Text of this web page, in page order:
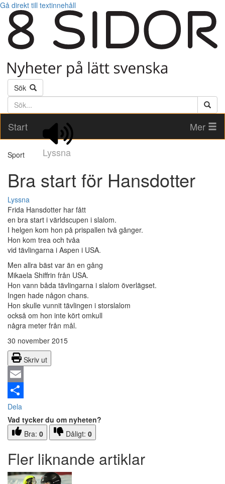
Gå direkt till textinnehåll
Sök
Söktext
Start
Lyssna
Mer
Sport
Bra start för Hansdotter
Lyssna
Frida Hansdotter har fått
en bra start i världscupen i slalom.
I helgen kom hon på prispallen två gånger.
Hon kom trea och tvåa
vid tävlingarna i Aspen i USA.
Men allra bäst var än en gång
Mikaela Shiffrin från USA.
Hon vann båda tävlingarna i slalom överlägset.
Ingen hade någon chans.
Hon skulle vunnit tävlingen i storslalom
också om hon inte kört omkull
några meter från mål.
30 november 2015
Skriv ut
Email
Dela
Vad tycker du om nyheten?
Bra: 0 Dåligt: 0
Fler liknande artiklar